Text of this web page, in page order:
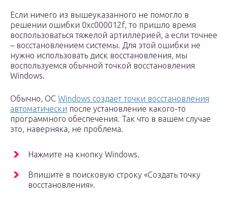
Если ничего из вышеуказанного не помогло в
решении ошибки 0xc000012f, то пришло время
воспользоваться тяжелой артиллерией, а если точнее
– восстановлением системы. Для этой ошибки не
нужно использовать диск восстановления, мы
воспользуемся обычной точкой восстановления
Windows.
Обычно, ОС Windows создает точки восстановления
автоматически после установление какого-то
программного обеспечения. Так что в вашем случае
это, наверняка, не проблема.
Нажмите на кнопку Windows.
Впишите в поисковую строку «Создать точку
восстановления».